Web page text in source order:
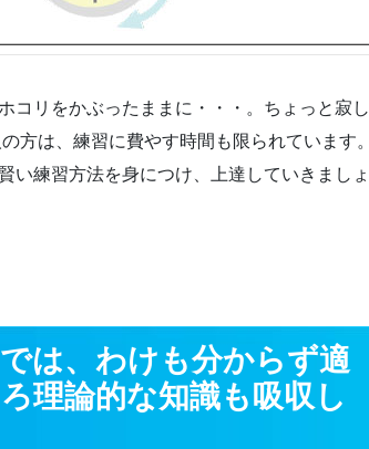
コリをかぶったままに・・・。ちょっと寂し
方は、練習に費やす時間も限られています。
い練習方法を身につけ、上達していきましょ
は、わけも分からず適
理論的な知識も吸収し